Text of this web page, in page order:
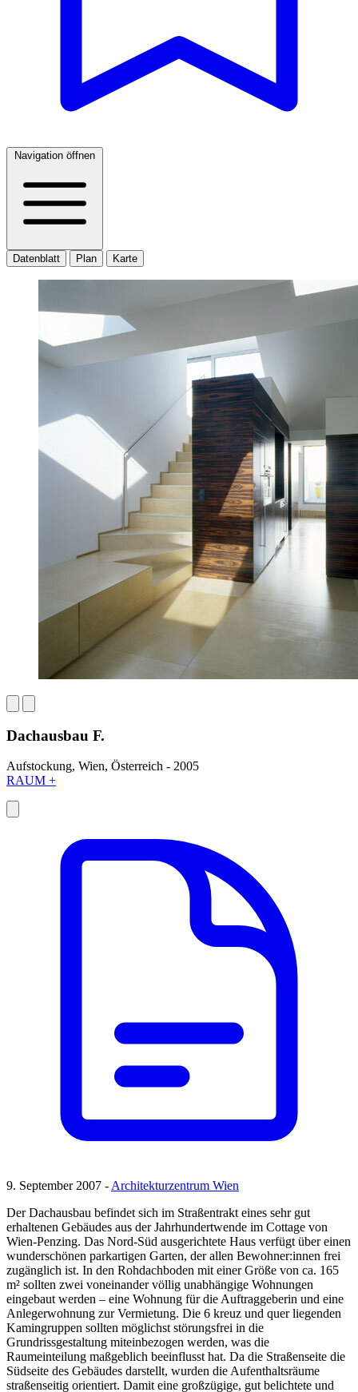
Navigation öffnen
Datenblatt Plan Karte
Dachausbau F.
Aufstockung, Wien, Österreich - 2005
RAUM +
9. September 2007 -Architekturzentrum Wien
Der Dachausbau befindet sich im Straßentrakt eines sehr gut
erhaltenen Gebäudes aus der Jahrhundertwende im Cottage von
Wien-Penzing. Das Nord-Süd ausgerichtete Haus verfügt über einen
wunderschönen parkartigen Garten, der allen Bewohner:innen frei
zugänglich ist. In den Rohdachboden mit einer Größe von ca. 165
m² sollten zwei voneinander völlig unabhängige Wohnungen
eingebaut werden – eine Wohnung für die Auftraggeberin und eine
Anlegerwohnung zur Vermietung. Die 6 kreuz und quer liegenden
Kamingruppen sollten möglichst störungsfrei in die
Grundrissgestaltung miteinbezogen werden, was die
Raumeinteilung maßgeblich beeinflusst hat. Da die Straßenseite die
Südseite des Gebäudes darstellt, wurden die Aufenthaltsräume
straßenseitig orientiert. Damit eine großzügige, gut belichtete und